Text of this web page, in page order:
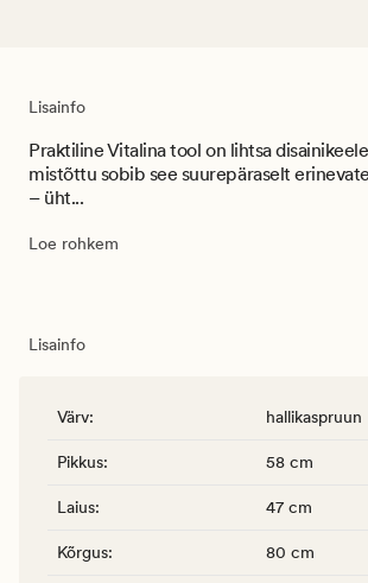
Lisainfo
Praktiline Vitalina tool on lihtsa
mistõttu sobib see suurepäraselt
– üht...
Loe rohkem
Lisainfo
Värv: hallikaspruun
Pikkus: 58 cm
Laius: 47 cm
Kõrgus: 80 cm